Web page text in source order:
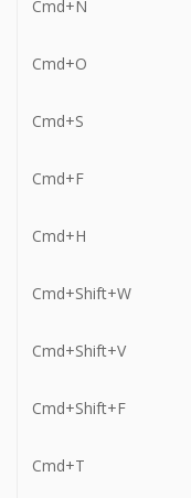
Cmd+N
Cmd+O
Cmd+S
Cmd+F
Cmd+H
Cmd+Shift+W
Cmd+Shift+V
Cmd+Shift+F
Cmd+T